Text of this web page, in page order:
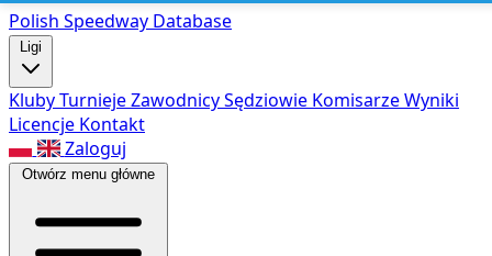
Polish Speedway Database
Ligi
KlubyTurniejeZawodnicySędziowie KomisarzeWyniki
Licencje Kontakt
Zaloguj
Otwórz menu główne